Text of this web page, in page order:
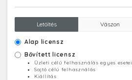
Letöltés Vászon
Alap licensz
Bővített licensz
Üzleti célú felhasználás egyes esetei
Sajtó célú felhasználás
Kiállítás